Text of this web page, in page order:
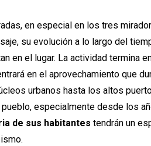
en especial en los tres
su evolución a lo largo del
en el lugar. La actividad termina
en el aprovechamiento que
urbanos hasta los altos
especialmente desde los
de sus habitantes tendrán un